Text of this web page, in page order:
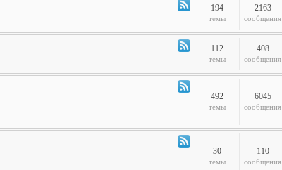
Канал
-
Худграф
194
темы
2163
сообщения
Канал
-
сказал
Мяу?
112
темы
408
сообщения
Канал492
темы
6045
сообщения
30
темы
110
сообщения